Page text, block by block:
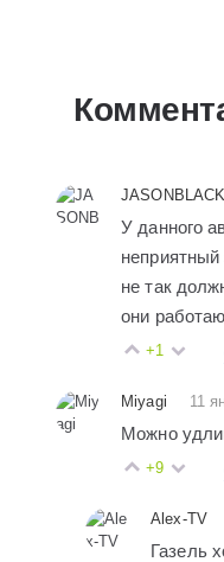
JASONBLACK
У данного
не так
они
+1
Miyagi 11
Можно
+9
Alex-TV
Газель